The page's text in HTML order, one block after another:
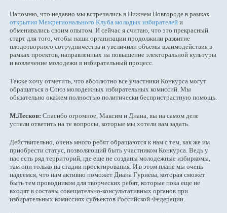
Напомню, что недавно мы встречались в Нижнем Новгороде в рамках
открытия Межрегионального Клуба молодых избирателей и
обменивались своим опытом. И сейчас я считаю, что это прекрасный
старт для того, чтобы наши организации продолжили развитие
плодотворного сотрудничества и увеличили объемы взаимодействия в
рамках проектов, направленных на повышение электоральной культуры
и вовлечение молодежи в избирательный процесс.
Также хочу отметить, что абсолютно все участники Конкурса могут
обращаться в Союз молодежных избирательных комиссий. Мы
обязательно окажем полностью политически беспристрастную помощь.
М.Лесков: Спасибо огромное, Максим и Диана, вы на самом деле
успели ответить на те вопросы, которые мы хотели вам задать.
Действительно, очень много ребят обращаются к нам с тем, как же им
приобрести статус, позволяющий быть участником Конкурса. Ведь у
нас есть ряд территорий, где еще не созданы молодежные избиркомы,
там они только на стадии проектирования. И в этом плане мы очень
надеемся, что нам активно поможет Диана Гуриева, которая сможет
быть тем проводником для творческих ребят, которые пока еще не
входят в составы совещательно-консультативных органов при
избирательных комиссиях субъектов Российской Федерации.